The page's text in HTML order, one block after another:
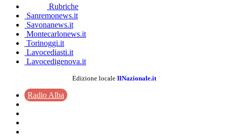
Rubriche
Sanremonews.it
Savonanews.it
Montecarlonews.it
Torinoggi.it
Lavocediasti.it
Lavocedigenova.it
Edizione locale IlNazionale.it
Radio Alba